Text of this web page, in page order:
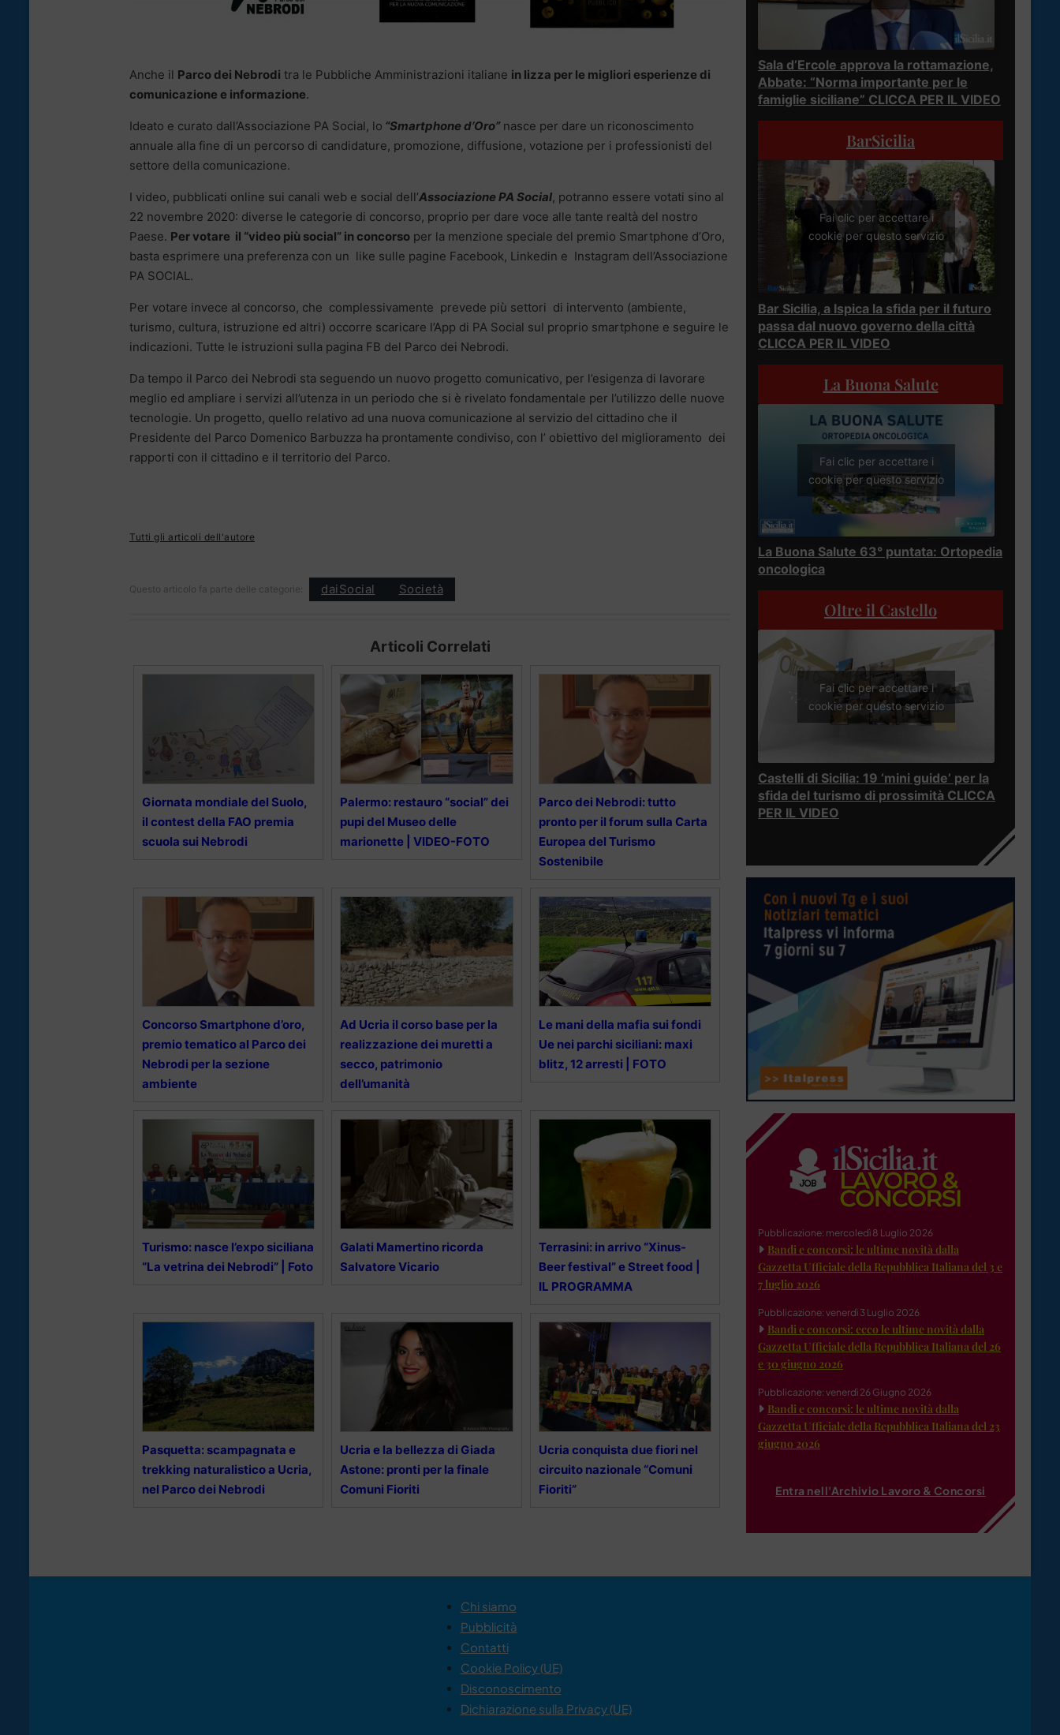
Anche il Parco dei Nebrodi tra le Pubbliche Amministrazioni italiane in lizza per le migliori esperienze di
comunicazione e informazione.
Ideato e curato dall’Associazione PA Social, lo “Smartphone d’Oro”nasce per dare un riconoscimento
annuale alla fine di un percorso di candidature, promozione, diffusione, votazione per i professionisti del
settore della comunicazione.
I video, pubblicati online sui canali web e social dell’Associazione PA Social, potranno essere votati sino al
22 novembre 2020: diverse le categorie di concorso, proprio per dare voce alle tante realtà del nostro
Paese. Per votare il “video più social” in concorso per la menzione speciale del premio Smartphone d’Oro,
basta esprimere una preferenza con un like sulle pagine Facebook, Linkedin e Instagram dell’Associazione
PA SOCIAL.
Per votare invece al concorso, che complessivamente prevede più settori di intervento (ambiente,
turismo, cultura, istruzione ed altri) occorre scaricare l’App di PA Social sul proprio smartphone e seguire le
indicazioni. Tutte le istruzioni sulla pagina FB del Parco dei Nebrodi.
Da tempo il Parco dei Nebrodi sta seguendo un nuovo progetto comunicativo, per l’esigenza di lavorare
meglio ed ampliare i servizi all’utenza in un periodo che si è rivelato fondamentale per l’utilizzo delle nuove
tecnologie. Un progetto, quello relativo ad una nuova comunicazione al servizio del cittadino che il
Presidente del Parco Domenico Barbuzza ha prontamente condiviso, con l’ obiettivo del miglioramento dei
rapporti con il cittadino e il territorio del Parco.
Tutti gli articoli dell'autore
Questo articolo fa parte delle categorie: daiSocial Società
Articoli Correlati
Giornata mondiale del Suolo,
il contest della FAO premia
scuola sui Nebrodi
Palermo: restauro “social” dei
pupi del Museo delle
marionette | VIDEO-FOTO
Parco dei Nebrodi: tutto
pronto per il forum sulla Carta
Europea del Turismo
Sostenibile
Concorso Smartphone d’oro,
premio tematico al Parco dei
Nebrodi per la sezione
ambiente
Ad Ucria il corso base per la
realizzazione dei muretti a
secco, patrimonio
dell’umanità
Le mani della mafia sui fondi
Ue nei parchi siciliani: maxi
blitz, 12 arresti | FOTO
Turismo: nasce l’expo siciliana
“La vetrina dei Nebrodi” | Foto
Galati Mamertino ricorda
Salvatore Vicario
Terrasini: in arrivo “Xinus-
Beer festival” e Street food |
IL PROGRAMMA
Pasquetta: scampagnata e
trekking naturalistico a Ucria,
nel Parco dei Nebrodi
Ucria e la bellezza di Giada
Astone: pronti per la finale
Comuni Fioriti
Ucria conquista due fiori nel
circuito nazionale “Comuni
Fioriti”
Sala d’Ercole approva la rottamazione,
Abbate: “Norma importante per le
famiglie siciliane” CLICCA PER IL VIDEO
BarSicilia
Fai clic per accettare i
cookie per questo servizio
Bar Sicilia, a Ispica la sfida per il futuro
passa dal nuovo governo della città
CLICCA PER IL VIDEO
La Buona Salute
Fai clic per accettare i
cookie per questo servizio
La Buona Salute 63° puntata: Ortopedia
oncologica
Oltre il Castello
Fai clic per accettare i
cookie per questo servizio
Castelli di Sicilia: 19 ‘mini guide’ per la
sfida del turismo di prossimità CLICCA
PER IL VIDEO
Pubblicazione: mercoledì 8 Luglio 2026
Bandi e concorsi: le ultime novità dalla
Gazzetta Ufficiale della Repubblica Italiana del 3 e
7 luglio 2026
Pubblicazione: venerdì 3 Luglio 2026
Bandi e concorsi: ecco le ultime novità dalla
Gazzetta Ufficiale della Repubblica Italiana del 26
e 30 giugno 2026
Pubblicazione: venerdì 26 Giugno 2026
Bandi e concorsi: le ultime novità dalla
Gazzetta Ufficiale della Repubblica Italiana del 23
giugno 2026
Entra nell'Archivio Lavoro & Concorsi
Chi siamo
Pubblicità
Contatti
Cookie Policy (UE)
Disconoscimento
Dichiarazione sulla Privacy (UE)